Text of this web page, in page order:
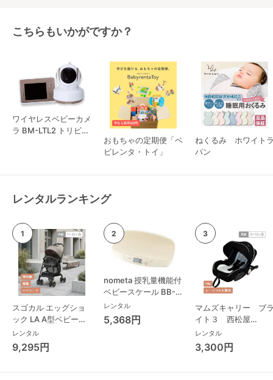
タカラトミー
(TAKARA TOMY)
こちらもいかがですか？
ワイヤレスベビーカメ
ラ BM-LTL2 トリビュ
おもちゃの定期便「ベ
ビレンタ・トイ」
ねくるみ ホワイト
パン
レンタルランキング
スゴカル エッグショ
ック LA A型ベビーカ
ー コンビ(Combi)
レンタル
9,295円
nometa 授乳量機能付
ベビースケール BB-
105 タニタ(TANITA)
ベビースケール・体重
計
レンタル
5,368円
マムズキャリー ブ
イト３ 西松屋
(NISHIMATSUYA) ベ
ビーシート
レンタル
3,300円